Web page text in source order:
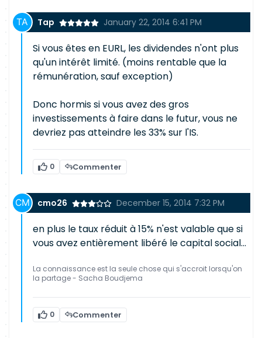
Tap January 22, 2014 6:41 PM
Si vous êtes en EURL, les dividendes n'ont plus
qu'un intérêt limité. (moins rentable que la
rémunération, sauf exception)
Donc hormis si vous avez des gros
investissements à faire dans le futur, vous ne
devriez pas atteindre les 33% sur l'IS.
0 Commenter
cmo26 December 15, 2014 7:32 PM
en plus le taux réduit à 15% n'est valable que si
vous avez entièrement libéré le capital social...
La connaissance est la seule chose qui s'accroit lorsqu'on
la partage - Sacha Boudjema
0 Commenter